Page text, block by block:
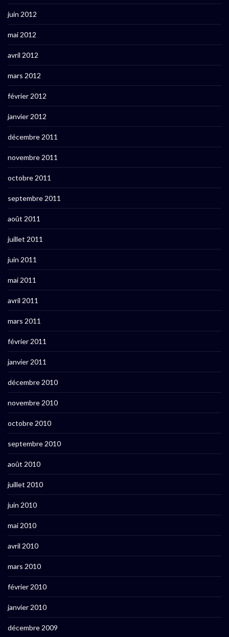
juin 2012
mai 2012
avril 2012
mars 2012
février 2012
janvier 2012
décembre 2011
novembre 2011
octobre 2011
septembre 2011
août 2011
juillet 2011
juin 2011
mai 2011
avril 2011
mars 2011
février 2011
janvier 2011
décembre 2010
novembre 2010
octobre 2010
septembre 2010
août 2010
juillet 2010
juin 2010
mai 2010
avril 2010
mars 2010
février 2010
janvier 2010
décembre 2009